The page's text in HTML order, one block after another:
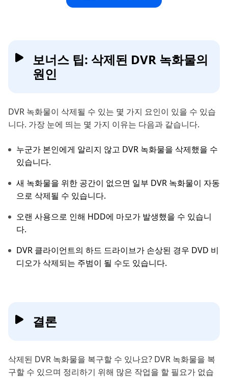
보너스 팁: 삭제된 DVR 녹화물의
원인
DVR 녹화물이 삭제될 수 있는 몇 가지 요인이 있을 수 있습
니다. 가장 눈에 띄는 몇 가지 이유는 다음과 같습니다.
누군가 본인에게 알리지 않고 DVR 녹화물을 삭제했을 수
있습니다.
새 녹화물을 위한 공간이 없으면 일부 DVR 녹화물이 자동
으로 삭제될 수 있습니다.
오랜 사용으로 인해 HDD에 마모가 발생했을 수 있습니
다.
DVR 클라이언트의 하드 드라이브가 손상된 경우 DVD 비
디오가 삭제되는 주범이 될 수도 있습니다.
결론
삭제된 DVR 녹화물을 복구할 수 있나요? DVR 녹화물을 복
구할 수 있으며 정리하기 위해 많은 작업을 할 필요가 없습